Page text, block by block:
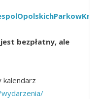
bezpłatny, ale
kalendarz